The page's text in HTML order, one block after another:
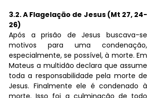
3.2. A Flagelação de Jesus (Mt 27, 24-
26)
Após a prisão de Jesus buscava-se
motivos para uma condenação,
especialmente, se possível, à morte. Em
Mateus a multidão declara que assume
toda a responsabilidade pela morte de
Jesus. Finalmente ele é condenado à